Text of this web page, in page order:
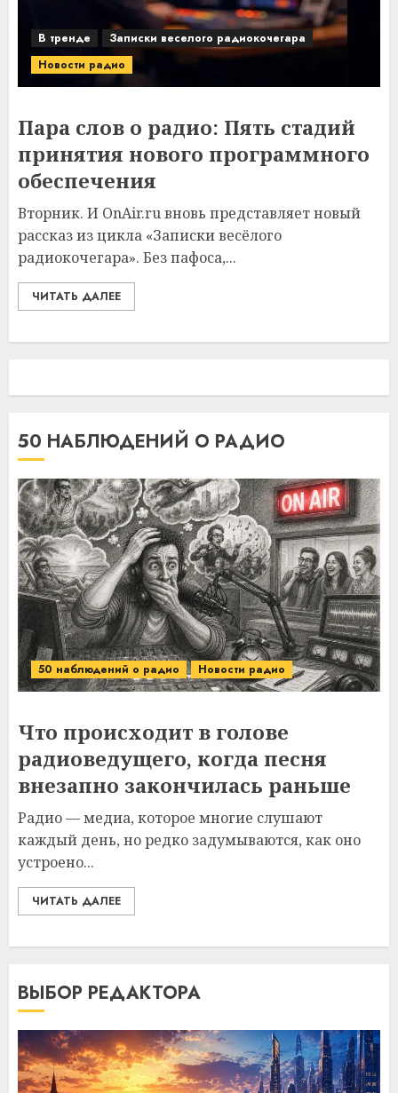
В тренде
Записки веселого радиокочегара
Новости радио
Пара слов о радио: Пять стадий
принятия нового программного
обеспечения
Вторник. И OnAir.ru вновь представляет новый
рассказ из цикла «Записки весёлого
радиокочегара». Без пафоса,...
ЧИТАТЬ ДАЛЕЕ
50 НАБЛЮДЕНИЙ О РАДИО
50 наблюдений о радио Новости радио
Что происходит в голове
радиоведущего, когда песня
внезапно закончилась раньше
Радио — медиа, которое многие слушают
каждый день, но редко задумываются, как оно
устроено...
ЧИТАТЬ ДАЛЕЕ
ВЫБОР РЕДАКТОРА